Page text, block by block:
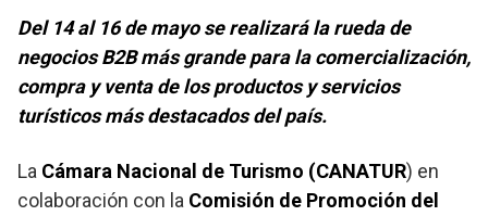
Del 14 al 16 de mayo se realizará la rueda de
negocios B2B más grande para la comercialización,
compra y venta de los productos y servicios
turísticos más destacados del país.
La Cámara Nacional de Turismo (CANATUR) en
colaboración con la Comisión de Promoción del